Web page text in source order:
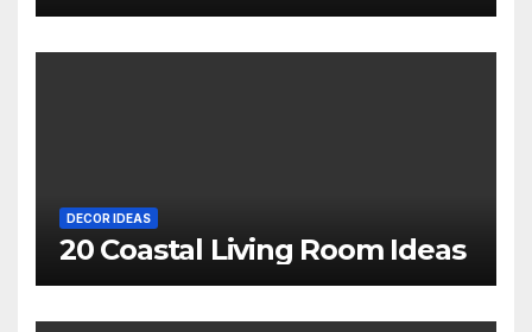
DECOR IDEAS
20 Coastal Living Room Ideas